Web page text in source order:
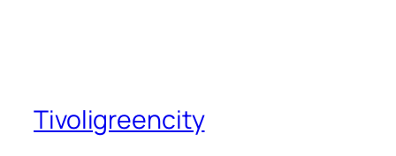
Tivoligreencity